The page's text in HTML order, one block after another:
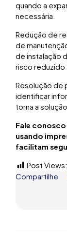
quando a
necessária.
Redução de
de
de instalação
risco reduzido
Resolução de
identificar
torna a
Fale
usando
facilitam
Post Views:
Compartilhe